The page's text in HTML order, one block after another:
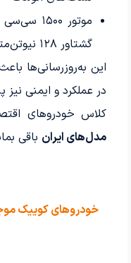
گشتاور ۱۲۸ نیوتن‌متر به‌روزشده
این به‌روزرسانی‌ها
در عملکرد و ایمنی
کلاس خودروهای
مدل‌های ایران باقی
خودروهای کوییک